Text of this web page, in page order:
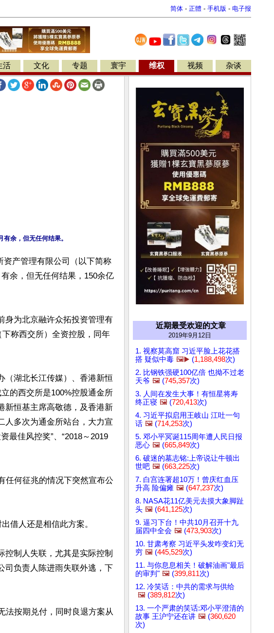
简体 - 正體 - 手机版 - 电子报
活 文化 专题 寰宇 维权 视频 杂谈
资产管理有限公司（以下简称
余，但无任何结果，150余亿
身为北京融许众拓投资管理有
称西交所）全资控股，同年
（湖北长江传媒）、香港新恒
的西交所是100%控股通金所
新恒基主席高敬德，及香港新
人多次为通金所站台，大力宣
最佳风控奖”、“2018～2019
任何征兆的情况下突然宣布公
借人还是相信此方案。
控制人失联，尤其是实际控制
司负责人陈进雨失联外逃，下
法按期兑付，同时良退方案从
近期最受欢迎的文章
2019年9月12日
1. 视察莫高窟 习近平脸上花花搭
搭 疑似中毒 🖼️▶️ (1,188,498次)
2. 比钢铁强硬100亿倍 也拗不过老
天爷 🖼️ (745,357次)
3. 人间在发生大事！有恒星将寿
终正寝 🖼️ (720,413次)
4. 习近平拟启用王岐山 江吐一句
话 🖼️ (714,253次)
5. 邓小平冥诞115周年遭人民日报
恶心 🖼️ (665,849次)
6. 破迷的墓志铭:上帝说让牛顿出
世吧 🖼️ (663,225次)
7. 白宫连署超10万！曾庆红血压
升高 险偏瘫 🖼️ (647,237次)
8. NASA花11亿美元去摸大象脚趾
头 🖼️ (641,125次)
9. 逼习下台！中共10月召开十九
届四中全会 🖼️ (473,903次)
10. 甘肃考察 习近平头发咋变幻无
穷 🖼️ (445,529次)
11. 与你息息相关！破解油画"最后
的审判" 🖼️ (399,811次)
12. 冷笑话：中共的需求与供给
🖼️ (389,812次)
13. 一个严肃的笑话:邓小平澄清的
故事 王沪宁还在讲 🖼️ (360,620
次)